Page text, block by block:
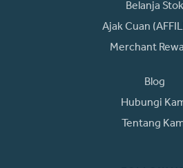
Belanja Stok
Ajak Cuan
Merchant
Blog
Hubungi
Tentang